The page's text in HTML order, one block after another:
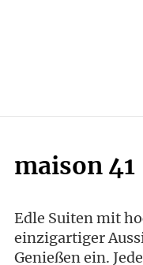
maison 41
Edle Suiten mit
einzigartiger
Genießen ein.